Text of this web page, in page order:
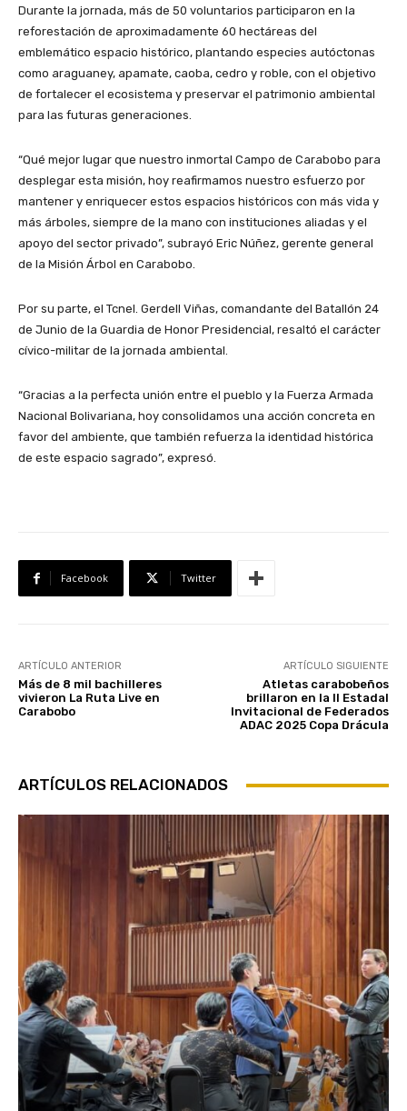
Durante la jornada, más de 50 voluntarios participaron en la
reforestación de aproximadamente 60 hectáreas del
emblemático espacio histórico, plantando especies autóctonas
como araguaney, apamate, caoba, cedro y roble, con el objetivo
de fortalecer el ecosistema y preservar el patrimonio ambiental
para las futuras generaciones.
“Qué mejor lugar que nuestro inmortal Campo de Carabobo para
desplegar esta misión, hoy reafirmamos nuestro esfuerzo por
mantener y enriquecer estos espacios históricos con más vida y
más árboles, siempre de la mano con instituciones aliadas y el
apoyo del sector privado”, subrayó Eric Núñez, gerente general
de la Misión Árbol en Carabobo.
Por su parte, el Tcnel. Gerdell Viñas, comandante del Batallón 24
de Junio de la Guardia de Honor Presidencial, resaltó el carácter
cívico-militar de la jornada ambiental.
“Gracias a la perfecta unión entre el pueblo y la Fuerza Armada
Nacional Bolivariana, hoy consolidamos una acción concreta en
favor del ambiente, que también refuerza la identidad histórica
de este espacio sagrado”, expresó.
Facebook Twitter
ARTÍCULO ANTERIOR
Más de 8 mil bachilleres
vivieron La Ruta Live en
Carabobo
ARTÍCULO SIGUIENTE
Atletas carabobeños
brillaron en la II Estadal
Invitacional de Federados
ADAC 2025 Copa Drácula
ARTÍCULOS RELACIONADOS